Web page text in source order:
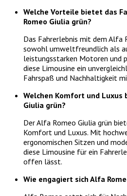
Welche Vorteile bietet das
Romeo Giulia grün?
Das Fahrerlebnis mit dem Alfa
sowohl umweltfreundlich als
leistungsstarken Motoren und
diese Limousine ein
Fahrspaß und Nachhaltigkeit
Welchen Komfort und Luxus
Giulia grün?
Der Alfa Romeo Giulia grün
Komfort und Luxus. Mit
ergonomischen Sitzen und
diese Limousine für ein
offen lässt.
Wie engagiert sich Alfa